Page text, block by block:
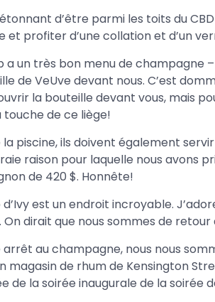
d’être parmi les toits du
et profiter d’une collation et d’un
a un très bon menu de champagne
de VeUve devant nous. C’est
la bouteille devant vous, mais
touche de ce liège!
la piscine, ils doivent également
raison pour laquelle nous avons
de 420 $. Honnête!
d’Ivy est un endroit incroyable.
On dirait que nous sommes de retour
au champagne, nous nous
magasin de rhum de Kensington
de la soirée inaugurale de la soirée